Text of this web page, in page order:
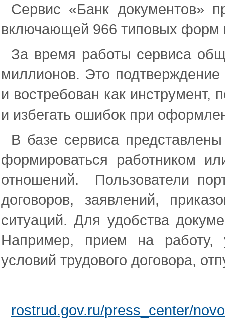
Сервис «Банк документов»
включающей 966 типовых форм
За время работы сервиса
миллионов. Это подтверждение
и востребован как
и избегать ошибок при
В базе сервиса
формироваться работником
отношений. Пользователи
договоров, заявлений,
ситуаций. Для удобства
Например, прием на работу,
условий трудового договора,
rostrud.gov.ru/press_center/